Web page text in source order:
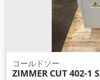
コールドソー
ZIMMER CUT 402-1